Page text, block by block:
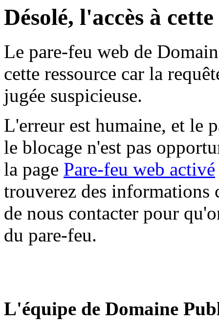
Désolé, l'accès à
Le pare-feu web de
cette ressource car la
jugée suspicieuse.
L'erreur est humaine, et le
le blocage n'est pas
la page Pare-feu web activé
trouverez des informations
de nous contacter pour
du pare-feu.
L'équipe de Domaine